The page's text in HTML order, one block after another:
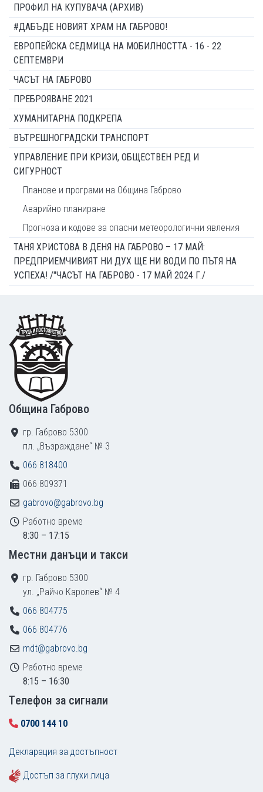
ПРОФИЛ НА КУПУВАЧА (АРХИВ)
#ДАБЪДЕ НОВИЯТ ХРАМ НА ГАБРОВО!
ЕВРОПЕЙСКА СЕДМИЦА НА МОБИЛНОСТТА - 16 - 22
СЕПТЕМВРИ
ЧАСЪТ НА ГАБРОВО
ПРЕБРОЯВАНЕ 2021
ХУМАНИТАРНА ПОДКРЕПА
ВЪТРЕШНОГРАДСКИ ТРАНСПОРТ
УПРАВЛЕНИЕ ПРИ КРИЗИ, ОБЩЕСТВЕН РЕД И
СИГУРНОСТ
Планове и програми на Община Габрово
Аварийно планиране
Прогноза и кодове за опасни метеорологични явления
ТАНЯ ХРИСТОВА В ДЕНЯ НА ГАБРОВО – 17 МАЙ:
ПРЕДПРИЕМЧИВИЯТ НИ ДУХ ЩЕ НИ ВОДИ ПО ПЪТЯ НА
УСПЕХА! /"ЧАСЪТ НА ГАБРОВО - 17 МАЙ 2024 Г./
Footer
Община Габрово
гр. Габрово 5300
пл. „Възраждане“ № 3
066 818400
066 809371
gabrovo@gabrovo.bg
Работно време
8:30 – 17:15
Местни данъци и такси
гр. Габрово 5300
ул. „Райчо Каролев“ № 4
066 804775
066 804776
mdt@gabrovo.bg
Работно време
8:15 – 16:30
Tелефон за сигнали
0700 144 10
Декларация за достъпност
Достъп за глухи лица